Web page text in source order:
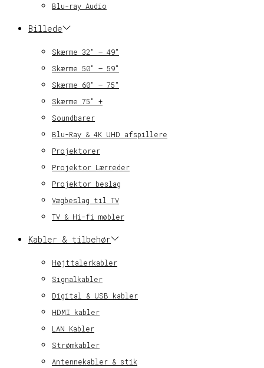
Blu-ray Audio
Billede
Skærme 32″ – 49″
Skærme 50″ – 59″
Skærme 60″ – 75″
Skærme 75″ +
Soundbarer
Blu-Ray & 4K UHD afspillere
Projektorer
Projektor Lærreder
Projektor beslag
Vægbeslag til TV
TV & Hi-fi møbler
Kabler & tilbehør
Højttalerkabler
Signalkabler
Digital & USB kabler
HDMI kabler
LAN Kabler
Strømkabler
Antennekabler & stik